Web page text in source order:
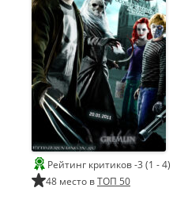
0
6
у
ч
ш
з
в
у
С
и
н
Рейтинг критиков -3 (1 - 4)
48 место вТОП 50